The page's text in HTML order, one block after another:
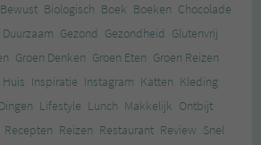
Bewust Biologisch Boek Boeken Chocolade
Duurzaam Gezond Gezondheid Glutenvrij
Groen Denken Groen Eten Groen Reizen
Huis Inspiratie Instagram Katten Kleding
Lifestyle Lunch Makkelijk Ontbijt
Recepten Reizen Restaurant Review Snel